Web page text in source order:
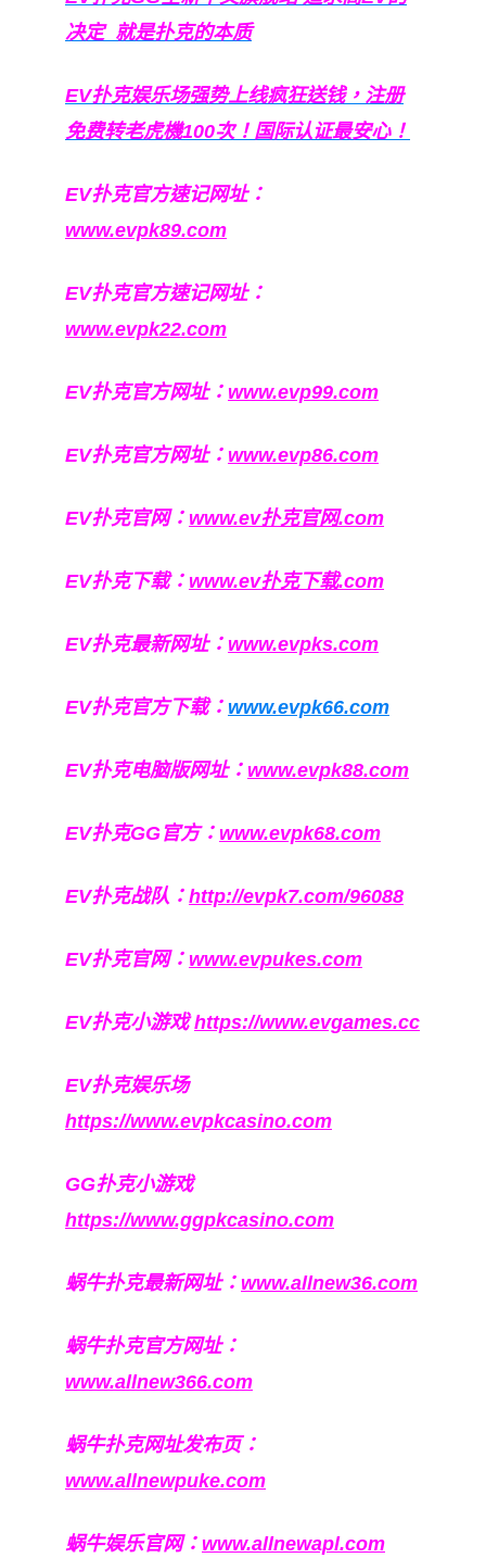
决定 就是扑克的本质
EV扑克娱乐场强势上线疯狂送钱，注册
免费转老虎機100次！国际认证最安心！
EV扑克官方速记网址：
www.evpk89.com
EV扑克官方速记网址：
www.evpk22.com
EV扑克官方网址： www.evp99.com
EV扑克官方网址： www.evp86.com
EV扑克官网： www.ev扑克官网.com
EV扑克下载： www.ev扑克下载.com
EV扑克最新网址： www.evpks.com
EV扑克官方下载： www.evpk66.com
EV扑克电脑版网址： www.evpk88.com
EV扑克GG官方： www.evpk68.com
EV扑克战队： http://evpk7.com/96088
EV扑克官网： www.evpukes.com
EV扑克小游戏https://www.evgames.cc
EV扑克娱乐场
https://www.evpkcasino.com
GG扑克小游戏
https://www.ggpkcasino.com
蜗牛扑克最新网址： www.allnew36.com
蜗牛扑克官方网址：
www.allnew366.com
蜗牛扑克网址发布页：
www.allnewpuke.com
蜗牛娱乐官网： www.allnewapl.com